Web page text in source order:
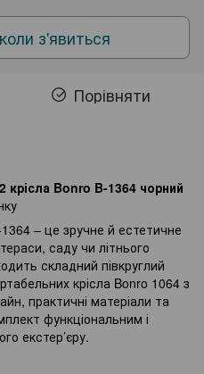
з'явиться
Порівняти
крісла Bonro B-1364 чорний
– це зручне й естетичне
саду чи літнього
складний півкруглий
крісла Bonro 1064 з
практичні матеріали та
функціональним і
екстер’єру.